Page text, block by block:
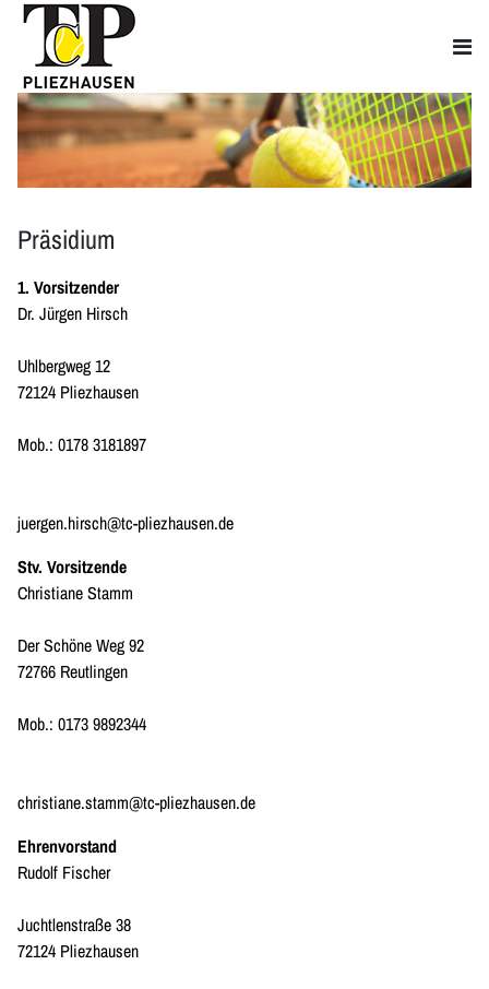
Präsidium
1. Vorsitzender
Dr. Jürgen Hirsch
Uhlbergweg 12
72124 Pliezhausen
Mob.: 0178 3181897
juergen.hirsch@tc-pliezhausen.de
Stv. Vorsitzende
Christiane Stamm
Der Schöne Weg 92
72766 Reutlingen
Mob.: 0173 9892344
christiane.stamm@tc-pliezhausen.de
Ehrenvorstand
Rudolf Fischer
Juchtlenstraße 38
72124 Pliezhausen